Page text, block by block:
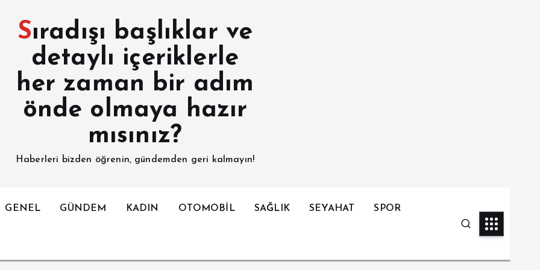
Sıradışı başlıklar ve
detaylı içeriklerle
her zaman bir adım
önde olmaya hazır
mısınız?
Haberleri bizden öğrenin, gündemden geri kalmayın!
GENEL GÜNDEM KADIN OTOMOBİL SAĞLIK SEYAHAT SPOR